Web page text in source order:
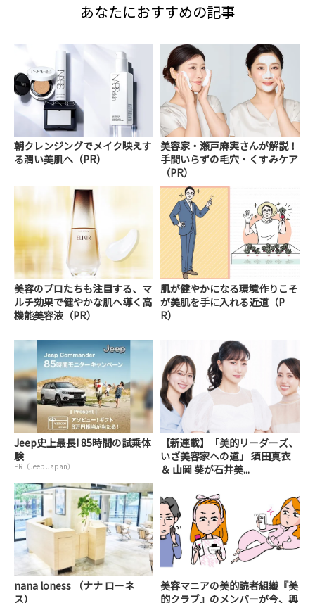
あなたにおすすめの記事
朝クレンジングでメイク映えす
る潤い美肌へ（PR）
美容家・瀬戸麻実さんが解説！
手間いらずの毛穴・くすみケア
（PR）
美容のプロたちも注目する、マ
ルチ効果で健やかな肌へ導く高
機能美容液（PR）
肌が健やかになる環境作りこそ
が美肌を手に入れる近道（P
R）
Jeep史上最長! 85時間の試乗体
験
PR（Jeep Japan）
【新連載】「美的リーダーズ、
いざ美容家への道」 須田真衣
＆ 山岡 葵が石井美...
nana loness （ナナ ローネ
ス）
美容マニアの美的読者組織『美
的クラブ』のメンバーが今、興